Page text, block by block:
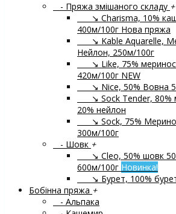
- Пряжа змішаного складу +
↘ Charisma, 10%
400м/100г Нова пряжа
↘ Kable Aquarelle,
Нейлон, 250м/100г
↘ Like, 75% меринос
420м/100г NEW
↘ Nice, 50% Вовна
↘ Sock Tender, 80%
20% нейлон
↘ Sock, 75%
300м/100г
- Шовк +
↘ Cleo, 50% шовк
600м/100г Новинка!
↘ Бурет, 100%
Бобінна пряжа +
- Альпака